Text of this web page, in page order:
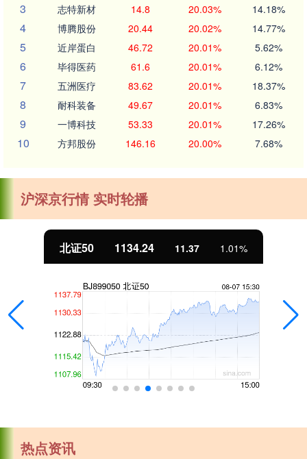
3 志特新材 14.8 20.03% 14.18%
4 博腾股份 20.44 20.02% 14.77%
5 近岸蛋白 46.72 20.01% 5.62%
6 毕得医药 61.6 20.01% 6.12%
7 五洲医疗 83.62 20.01% 18.37%
8 耐科装备 49.67 20.01% 6.83%
9 一博科技 53.33 20.01% 17.26%
10 方邦股份 146.16 20.00% 7.68%
沪深京行情 实时轮播
北证50 1134.24 11.37 1.01%
热点资讯